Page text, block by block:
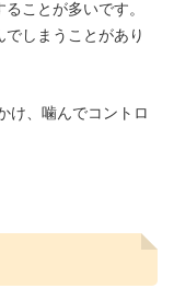
ことが多いです。
しまうことがあり
け、噛んでコントロ